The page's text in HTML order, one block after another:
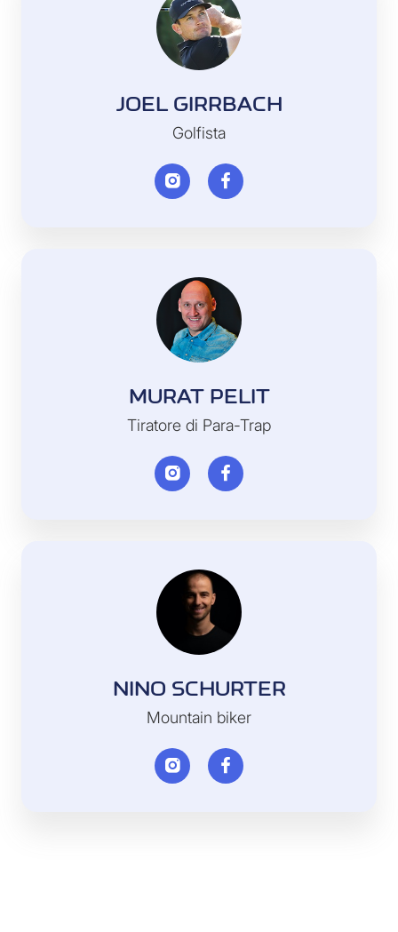
JOEL GIRRBACH
Golfista
MURAT PELIT
Tiratore di Para-Trap
NINO SCHURTER
Mountain biker